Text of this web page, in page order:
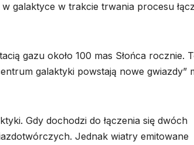
galaktyce w trakcie trwania procesu
gazu około 100 mas Słońca rocznie.
galaktyki powstają nowe gwiazdy”
Gdy dochodzi do łączenia się dwóch
Jednak wiatry emitowane